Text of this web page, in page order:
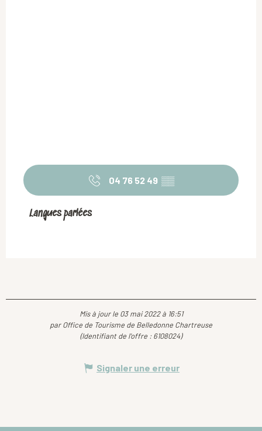
04 76 52 49 ▒▒
Langues parlées
Langues parlées
Mis à jour le 03 mai 2022 à 16:51
par Office de Tourisme de Belledonne Chartreuse
(Identifiant de l'offre : 6108024)
Signaler une erreur